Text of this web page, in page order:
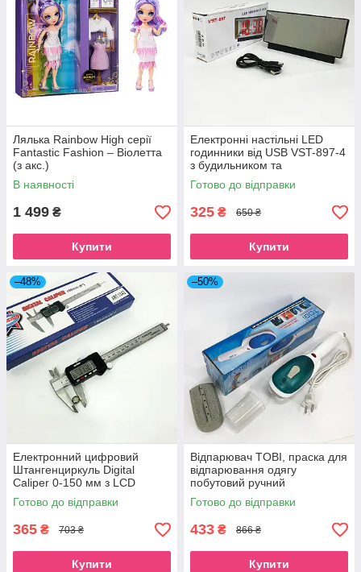
Лялька Rainbow High серії
Fantastic Fashion – Віолетта
(з акс.)
В наявності
1 499 ₴
Купити
Електронні настільні LED
годинники від USB VST-897-4
з будильником та
термометром
Готово до відправки
325 ₴ 650 ₴
Купити
–48%
Електронний цифровий
Штангенциркуль Digital
Caliper 0-150 мм з LCD
дисплеєм у кейсі мікрометр
електронний
Готово до відправки
365 ₴ 703 ₴
Купити
–50%
Відпарювач TOBI, праска для
відпарювання одягу
побутовий ручний
пароочисник відпарювач
парова щітка
Готово до відправки
433 ₴ 866 ₴
Купити